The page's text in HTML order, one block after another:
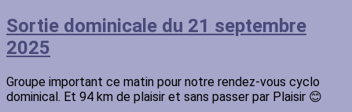
Sortie dominicale du 21 septembre
2025
Groupe important ce matin pour notre rendez-vous cyclo
dominical. Et 94 km de plaisir et sans passer par Plaisir 😊